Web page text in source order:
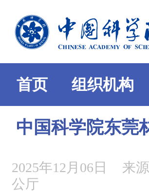
首页 组织机构
中国科学院东莞
2025年12月06日 来
公厅